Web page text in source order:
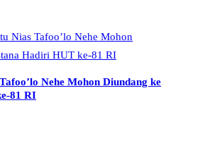
Nehe Mohon Diundang ke
81 RI